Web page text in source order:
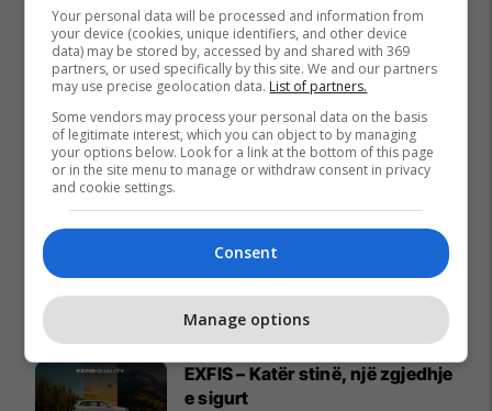
Promo
Oferta e Korrikut në FAFA Sun
EXFIS – Katër stinë, një zgjedhje
e sigurt
Your personal data will be processed and information from
your device (cookies, unique identifiers, and other device
data) may be stored by, accessed by and shared with 369
partners, or used specifically by this site. We and our partners
may use precise geolocation data. List of partners.
Some vendors may process your personal data on the basis
of legitimate interest, which you can object to by managing
your options below. Look for a link at the bottom of this page
or in the site menu to manage or withdraw consent in privacy
and cookie settings.
Consent
Manage options